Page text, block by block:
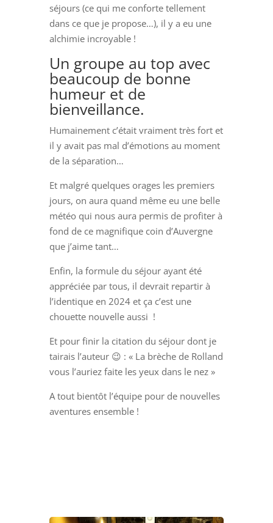
séjours (ce qui me conforte tellement
dans ce que je propose…), il y a eu une
alchimie incroyable !
Un groupe au top avec
beaucoup de bonne
humeur et de
bienveillance.
Humainement c’était vraiment très fort et
il y avait pas mal d’émotions au moment
de la séparation…
Et malgré quelques orages les premiers
jours, on aura quand même eu une belle
météo qui nous aura permis de profiter à
fond de ce magnifique coin d’Auvergne
que j’aime tant…
Enfin, la formule du séjour ayant été
appréciée par tous, il devrait repartir à
l’identique en 2024 et ça c’est une
chouette nouvelle aussi !
Et pour finir la citation du séjour dont je
tairais l’auteur 😉 : « La brèche de Rolland
vous l’auriez faite les yeux dans le nez »
A tout bientôt l’équipe pour de nouvelles
aventures ensemble !